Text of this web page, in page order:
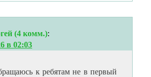
(4 комм.):
в 02:03
к ребятам не в первый